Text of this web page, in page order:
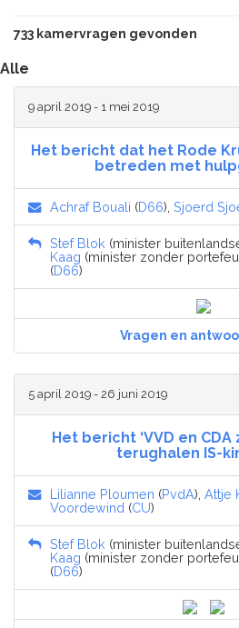
733 kamervragen gevonden
Alle
9 april 2019 - 1 mei 2019
Het bericht dat het Rode
betreden met
Achraf Bouali (D66), Sjoerd
Stef Blok (minister
Kaag (minister zonder
(D66)
Vragen en
5 april 2019 - 26 juni 2019
Het bericht ‘VVD en
terughalen IS-
Lilianne Ploumen (PvdA), Attje
Voordewind (CU)
Stef Blok (minister
Kaag (minister zonder
(D66)